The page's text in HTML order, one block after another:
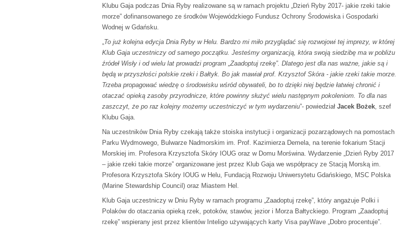
Klubu Gaja podczas Dnia Ryby realizowane są w ramach projektu „Dzień Ryby 2017- jakie rzeki takie
morze” dofinansowanego ze środków Wojewódzkiego Fundusz Ochrony Środowiska i Gospodarki
Wodnej w Gdańsku.
„To już kolejna edycja Dnia Ryby w Helu. Bardzo mi miło przyglądać się rozwojowi tej imprezy, w której
Klub Gaja uczestniczy od samego początku. Jesteśmy organizacją, która swoją siedzibę ma w pobliżu
źródeł Wisły i od wielu lat prowadzi program „Zaadoptuj rzekę”. Dlatego jest dla nas ważne, jakie są i
będą w przyszłości polskie rzeki i Bałtyk. Bo jak mawiał prof. Krzysztof Skóra - jakie rzeki takie morze.
Trzeba propagować wiedzę o środowisku wśród obywateli, bo to dzięki niej będzie łatwiej chronić i
otaczać opieką zasoby przyrodnicze, które powinny służyć wielu następnym pokoleniom. To dla nas
zaszczyt, że po raz kolejny możemy uczestniczyć w tym wydarzeniu”- powiedział Jacek Bożek, szef
Klubu Gaja.
Na uczestników Dnia Ryby czekają także stoiska instytucji i organizacji pozarządowych na pomostach
Parku Wydmowego, Bulwarze Nadmorskim im. Prof. Kazimierza Demela, na terenie fokarium Stacji
Morskiej im. Profesora Krzysztofa Skóry IOUG oraz w Domu Morświna. Wydarzenie „Dzień Ryby 2017
– jakie rzeki takie morze” organizowane jest przez Klub Gaja we współpracy ze Stacją Morską im.
Profesora Krzysztofa Skóry IOUG w Helu, Fundacją Rozwoju Uniwersytetu Gdańskiego, MSC Polska
(Marine Stewardship Council) oraz Miastem Hel.
Klub Gaja uczestniczy w Dniu Ryby w ramach programu „Zaadoptuj rzekę”, który angażuje Polki i
Polaków do otaczania opieką rzek, potoków, stawów, jezior i Morza Bałtyckiego. Program „Zaadoptuj
rzekę” wspierany jest przez klientów Inteligo używających karty Visa payWave „Dobro procentuje”.